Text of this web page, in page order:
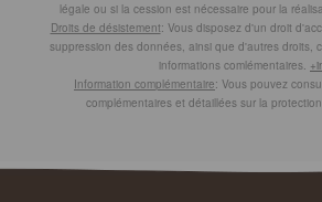
légale ou si la cession est nécessaire pour la
Droits de désistement: Vous disposez d'un droit
suppression des données, ainsi que d'autres droits,
informations comlémentaires.
Information complémentaire: Vous pouvez
complémentaires et détaillées sur la